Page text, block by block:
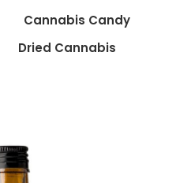
Cannabis Candy
Dried Cannabis